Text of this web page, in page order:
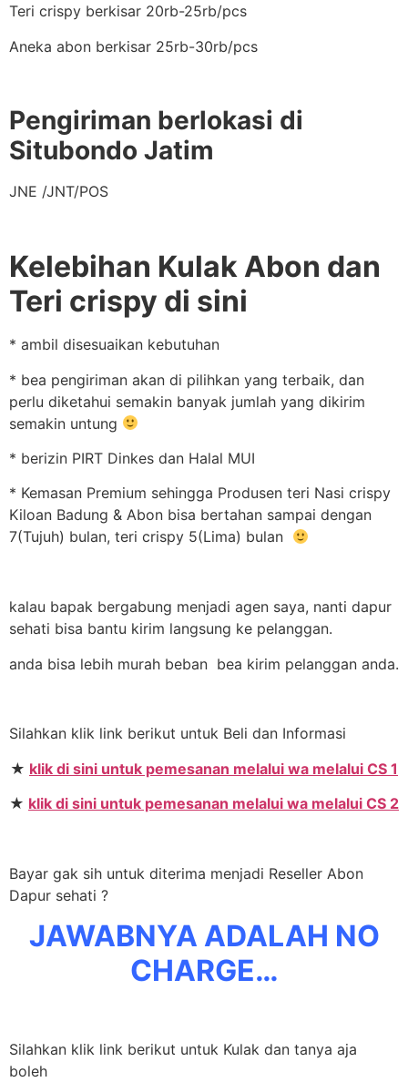
Teri crispy berkisar 20rb-25rb/pcs
Aneka abon berkisar 25rb-30rb/pcs
Pengiriman berlokasi di
Situbondo Jatim
JNE /JNT/POS
Kelebihan Kulak Abon dan
Teri crispy di sini
* ambil disesuaikan kebutuhan
* bea pengiriman akan di pilihkan yang terbaik, dan
perlu diketahui semakin banyak jumlah yang dikirim
semakin untung
* berizin PIRT Dinkes dan Halal MUI
* Kemasan Premium sehingga Produsen teri Nasi crispy
Kiloan Badung & Abon bisa bertahan sampai dengan
7(Tujuh) bulan, teri crispy 5(Lima) bulan
kalau bapak bergabung menjadi agen saya, nanti dapur
sehati bisa bantu kirim langsung ke pelanggan.
anda bisa lebih murah beban bea kirim pelanggan anda.
Silahkan klik link berikut untuk Beli dan Informasi
★ klik di sini untuk pemesanan melalui wa melalui CS 1
★ klik di sini untuk pemesanan melalui wa melalui CS 2
Bayar gak sih untuk diterima menjadi Reseller Abon
Dapur sehati ?
JAWABNYA ADALAH NO
CHARGE…
Silahkan klik link berikut untuk Kulak dan tanya aja
boleh